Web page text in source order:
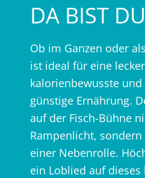
DA BIST
Ob im Ganzen oder
ist ideal für eine
kalorienbewusste und
günstige Ernährung.
auf der Fisch-Bühne
Rampenlicht,
einer Nebenrolle.
ein Loblied auf